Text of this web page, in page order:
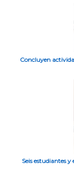
Concluyen
Seis estudiantes y